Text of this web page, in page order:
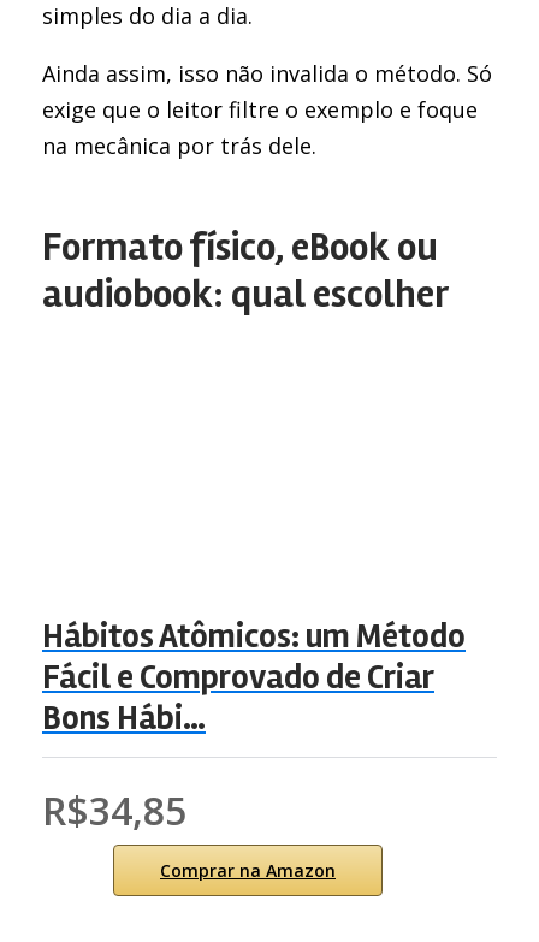
simples do dia a dia.
Ainda assim, isso não invalida o método. Só
exige que o leitor filtre o exemplo e foque
na mecânica por trás dele.
Formato físico, eBook ou
audiobook: qual escolher
Hábitos Atômicos: um Método
Fácil e Comprovado de Criar
Bons Hábi…
R$34,85
Comprar na Amazon